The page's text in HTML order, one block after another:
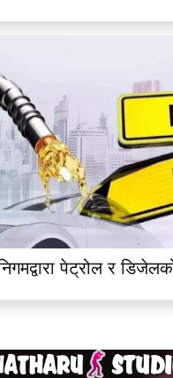
पेट्रोल र